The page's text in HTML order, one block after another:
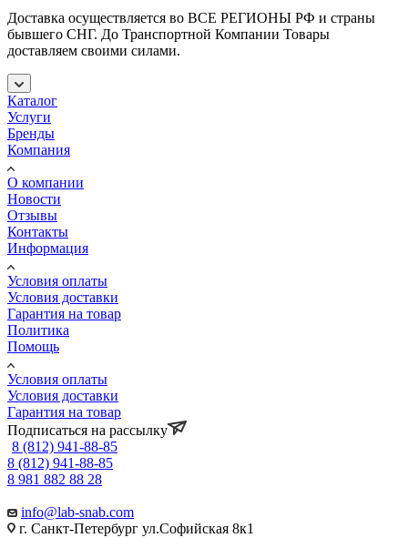
Доставка осуществляется во ВСЕ РЕГИОНЫ РФ и страны
бывшего СНГ. До Транспортной Компании Товары
доставляем своими силами.
Каталог
Услуги
Бренды
Компания
О компании
Новости
Отзывы
Контакты
Информация
Условия оплаты
Условия доставки
Гарантия на товар
Политика
Помощь
Условия оплаты
Условия доставки
Гарантия на товар
Подписаться на рассылку
8 (812) 941-88-85
8 (812) 941-88-85
8 981 882 88 28
info@lab-snab.com
г. Санкт-Петербург ул.Софийская 8к1